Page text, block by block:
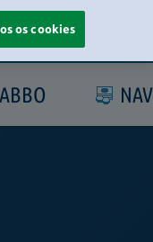
LOGIN
os cookies